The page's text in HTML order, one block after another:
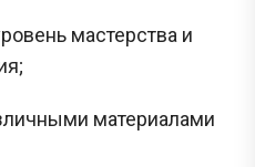
мастерства и
материалами